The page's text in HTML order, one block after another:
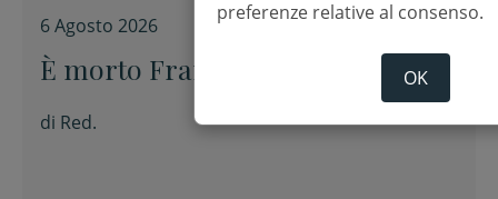
6 Agosto 2026
È morto Francesco Guccini
di Red.
preferenze relative al consenso.
OK